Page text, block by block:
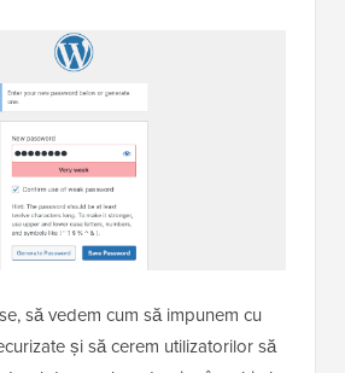
să vedem cum să impunem cu
și să cerem utilizatorilor să